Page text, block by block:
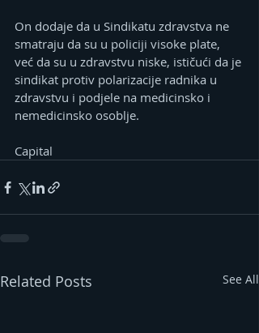
On dodaje da u Sindikatu zdravstva ne
smatraju da su u policiji visoke plate,
već da su u zdravstvu niske, ističući da je
sindikat protiv polarizacije radnika u
zdravstvu i podjele na medicinsko i
nemedicinsko osoblje.
Capital
Related Posts See All